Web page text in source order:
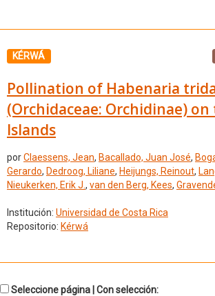
KÉRWÁ
Pollination of Habenaria
(Orchidaceae: Orchidinae) on
Islands
porClaessens, Jean, Bacallado, Juan José,
Gerardo, Dedroog, Liliane, Heijungs, Reinout,
Nieukerken, Erik J., van den Berg, Kees,
Institución: Universidad de Costa Rica
Repositorio: Kérwá
Seleccione página | Con selección: